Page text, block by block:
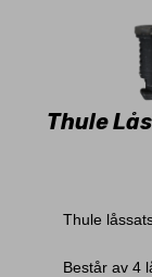
Thule
Thule
Består av 4